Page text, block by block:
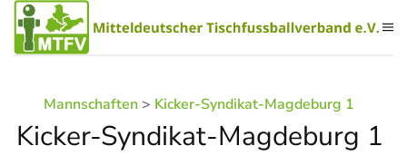
Zum Hauptinhalt springen
Mannschaften > Kicker-Syndikat-Magdeburg 1
Kicker-Syndikat-Magdeburg 1